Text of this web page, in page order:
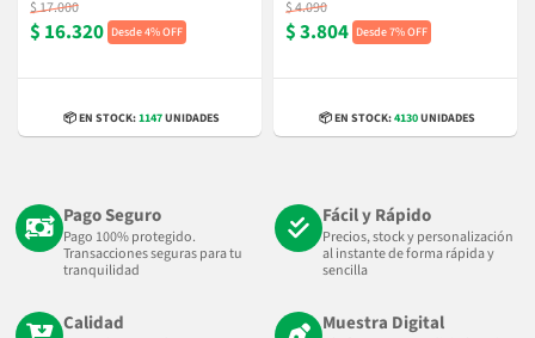
$ 17.000
$ 16.320 4% OFF
📦 EN STOCK:1147UNIDADES
$ 4.090
$ 3.804 7% OFF
📦 EN STOCK:4130UNIDADES
Pago Seguro
Pago 100% protegido.
Transacciones seguras para tu
tranquilidad
Fácil y Rápido
Precios, stock y personalización
al instante de forma rápida y
sencilla
Calidad Muestra Digital